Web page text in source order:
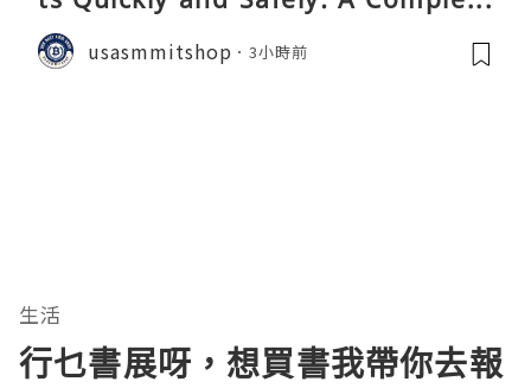
Guide
usasmmitshop 3小時前
生活
行乜書展呀，想買書我帶你去報